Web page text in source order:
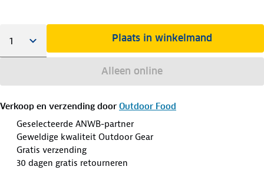
Plaats in winkelmand
Alleen online
Verkoop en verzending door Outdoor Food
Geselecteerde ANWB-partner
Geweldige kwaliteit Outdoor Gear
Gratis verzending
30 dagen gratis retourneren